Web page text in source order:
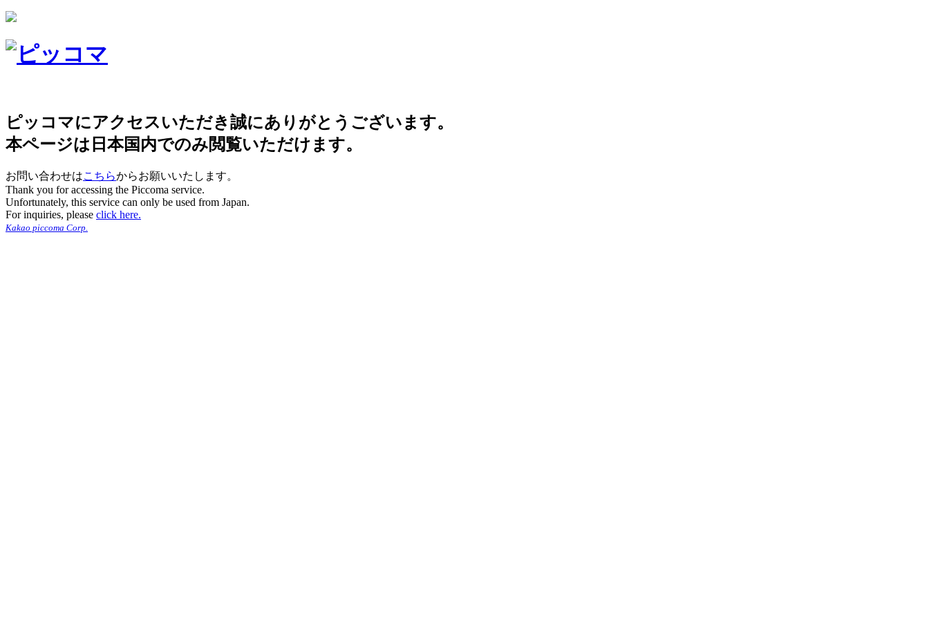
ピッコマにアクセスいただき誠にありがとうございます。
本ページは日本国内でのみ閲覧いただけます。
お問い合わせはこちらからお願いいたします。
Thank you for accessing the Piccoma service.
Unfortunately, this service can only be used from Japan.
For inquiries, please click here.
Kakao piccoma Corp.